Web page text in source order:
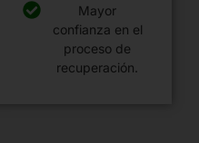
Mayor
confianza en el
proceso de
recuperación.